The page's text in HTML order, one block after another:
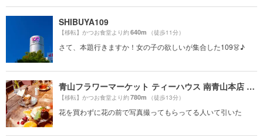
SHIBUYA109
【移転】かつお食堂より約640m （徒歩11分）
さて、本題行きますか！女の子の欲しいが集合した109👗♪
青山フラワーマーケット ティーハウス 南青山本店 （Aoyama Flower Market TEA HOUSE）
【移転】かつお食堂より約780m （徒歩13分）
花を買わずに花の前で写真撮ってもらってる人いて引いた